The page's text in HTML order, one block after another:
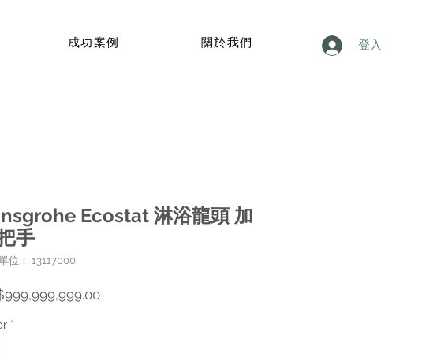
成功案例 關於我們 登入
Ecostat 淋浴龍頭 加
手
位： 13117000
價
*